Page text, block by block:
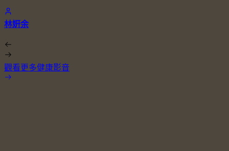
林姸余
觀看更多健康影音